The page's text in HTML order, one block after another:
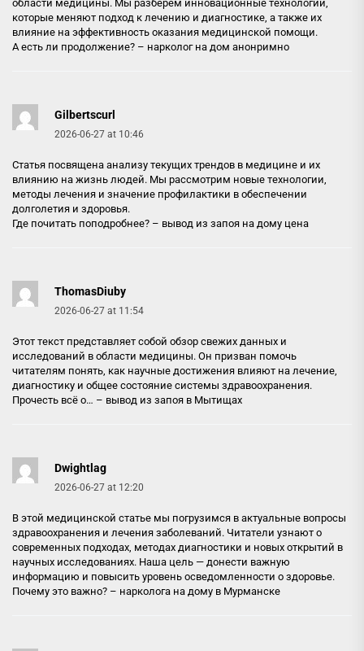
области медицины. Мы разберем инновационные технологии,
которые меняют подход к лечению и диагностике, а также их
влияние на эффективность оказания медицинской помощи.
А есть ли продолжение? – нарколог на дом анонримно
Gilbertscurl
2026-06-27 at 10:46
Статья посвящена анализу текущих трендов в медицине и их
влиянию на жизнь людей. Мы рассмотрим новые технологии,
методы лечения и значение профилактики в обеспечении
долголетия и здоровья.
Где почитать поподробнее? – вывод из запоя на дому цена
ThomasDiuby
2026-06-27 at 11:54
Этот текст представляет собой обзор свежих данных и
исследований в области медицины. Он призван помочь
читателям понять, как научные достижения влияют на лечение,
диагностику и общее состояние системы здравоохранения.
Прочесть всё о… – вывод из запоя в Мытищах
Dwightlag
2026-06-27 at 12:20
В этой медицинской статье мы погрузимся в актуальные вопросы
здравоохранения и лечения заболеваний. Читатели узнают о
современных подходах, методах диагностики и новых открытий в
научных исследованиях. Наша цель — донести важную
информацию и повысить уровень осведомленности о здоровье.
Почему это важно? – нарколога на дому в Мурманске